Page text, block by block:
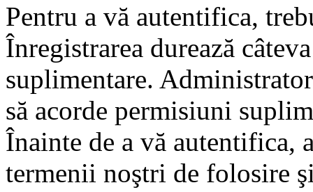
Pentru a vă autentifica,
Înregistrarea durează
suplimentare.
să acorde permisiuni
Înainte de a vă autentifica,
termenii noştri de folosire